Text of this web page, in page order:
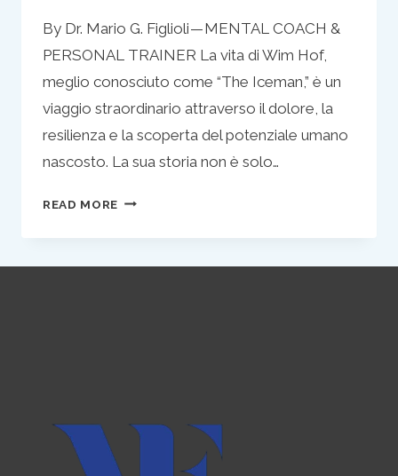
By Dr. Mario G. Figlioli — MENTAL COACH &
PERSONAL TRAINER La vita di Wim Hof,
meglio conosciuto come “The Iceman,” è un
viaggio straordinario attraverso il dolore, la
resilienza e la scoperta del potenziale umano
nascosto. La sua storia non è solo…
READ MORE WIM
LA
FORZA